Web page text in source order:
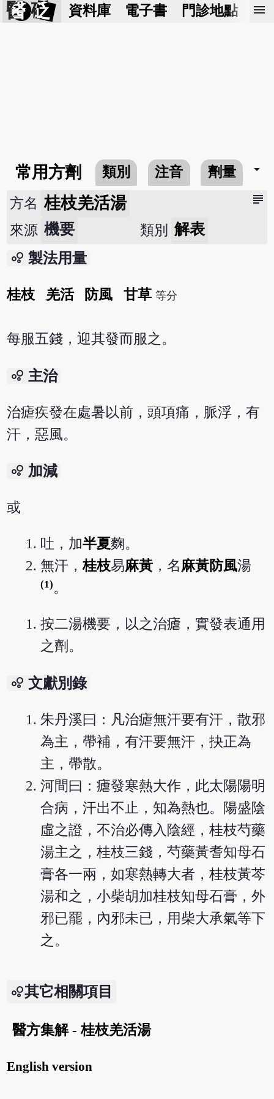
醫 砭 資料庫 電子書 門診地點 預
menu
常用方劑 類別 注音 劑量 arrow_drop_down
subject
方名 桂枝羌活湯
來源 機要 類別 解表
bubble_chart 製法用量
桂枝 羌活 防風 甘草 等分
每服五錢，迎其發而服之。
bubble_chart 主治
治瘧疾發在處暑以前，頭項痛，脈浮，有
汗，惡風。
bubble_chart 加減
或
吐，加半夏麴。
無汗，桂枝易麻黃 ，名麻黃防風湯
(1)。
按二湯機要，以之治瘧，實發表通用
之劑。
bubble_chart 文獻別錄
朱丹溪曰：凡治瘧無汗要有汗，散邪
為主，帶補，有汗要無汗，抉正為
主，帶散。
河間曰：瘧發寒熱大作，此太陽陽明
合病，汗出不止，知為熱也。陽盛陰
虛之證，不治必傳入陰經，桂枝芍藥
湯主之，桂枝三錢，芍藥黃耆知母石
膏各一兩，如寒熱轉大者，桂枝黃芩
湯和之，小柴胡加桂枝知母石膏，外
邪已罷，內邪未已，用柴大承氣等下
之。
其它相關項目
醫方集解 - 桂枝羌活湯
English version